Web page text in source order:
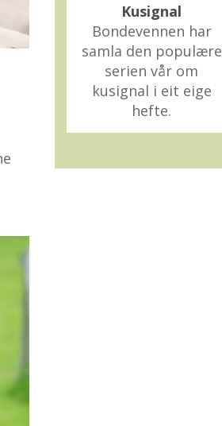
Kusignal
Bondevennen har
samla den populære
serien vår om
kusignal i eit eige
hefte.